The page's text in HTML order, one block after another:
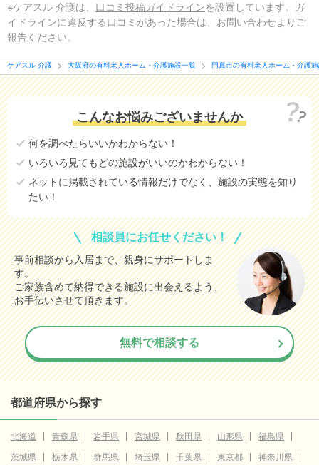
※ケアスル 介護は、 口コミ投稿ガイドラインを設置しています。ガ
イドラインに違反する口コミがあった場合は、お問い合わせよりご
報告ください。
ケアスル 介護 大阪府の有料老人ホーム・介護施設一覧 門真市の有料老人ホーム・介護
こんなお悩みございませんか
何を調べたらいいかわからない！
いろいろ見てもどの施設がいいのかわからない！
ネットに掲載されている情報だけでなく、施設の実態を知り
たい！
相談員にお任せください！
事前相談から入居まで、親身にサポートしま
す。
ご家族含めて納得できる施設に出会えるよう、
お手伝いさせて頂きます。
無料で相談する
都道府県から探す
北海道 青森県 岩手県 宮城県 秋田県 山形県
福島県
茨城県
栃木県 群馬県 埼玉県 千葉県 東京都
神奈川県